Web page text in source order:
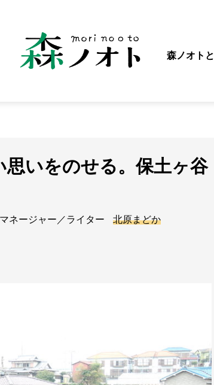
森ノオト
思いをのせる。保土ヶ谷
ネージャー／ライター
北原まどか